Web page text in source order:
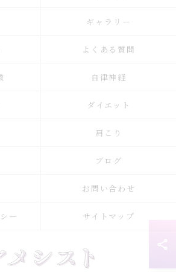
ギャラリー
よくある質問
自律神経
ダイエット
肩こり
ブログ
お問い合わせ
ー サイトマップ